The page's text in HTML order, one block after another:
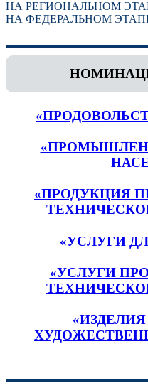
НА РЕГИОНАЛЬНОМ
НА ФЕДЕРАЛЬНОМ
«ПРОДУКЦИЯ
«УСЛУГИ
«УСЛУГИ